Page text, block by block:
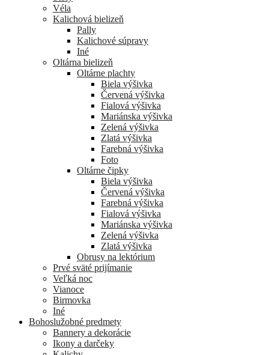
Véla
Kalichová bielizeň
Pally
Kalichové súpravy
Iné
Oltárna bielizeň
Oltárne plachty
Biela výšivka
Červená výšivka
Fialová výšivka
Mariánska výšivka
Zelená výšivka
Zlatá výšivka
Farebná výšivka
Foto
Oltárne čipky
Biela výšivka
Červená výšivka
Farebná výšivka
Fialová výšivka
Mariánska výšivka
Zelená výšivka
Zlatá výšivka
Obrusy na lektórium
Prvé sväté prijímanie
Veľká noc
Vianoce
Birmovka
Iné
Bohoslužobné predmety
Bannery a dekorácie
Ikony a darčeky